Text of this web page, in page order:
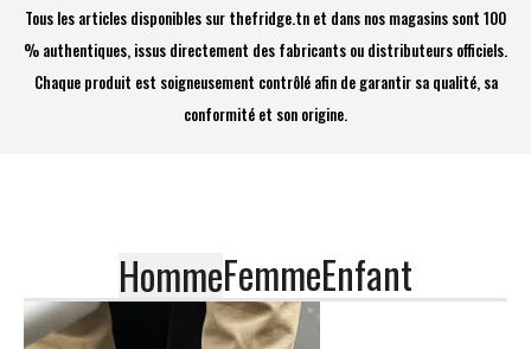
Tous les articles disponibles sur thefridge.tn et dans nos magasins sont 100
% authentiques, issus directement des fabricants ou distributeurs officiels.
Chaque produit est soigneusement contrôlé afin de garantir sa qualité, sa
conformité et son origine.
HommeFemmeEnfant